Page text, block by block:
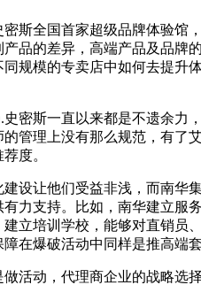
斯全国首家超级品牌体验
品的差异，高端产品及品
规模的专卖店中如何去提
密斯一直以来都是不遗余
管理上没有那么规范，有
度。
设让他们受益非浅，而南
力支持。比如，南华建立
立培训学校，能够对直销
在爆破活动中同样是推高端
活动，代理商企业的战略